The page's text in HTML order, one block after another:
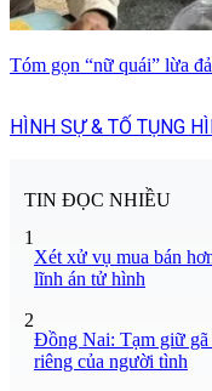
Tóm gọn “nữ quái” lừa
HÌNH SỰ & TỐ TỤNG
TIN ĐỌC NHIỀU
1
Xét xử vụ mua bán
lĩnh án tử hình
2
Đồng Nai: Tạm giữ gã
riêng của người tình